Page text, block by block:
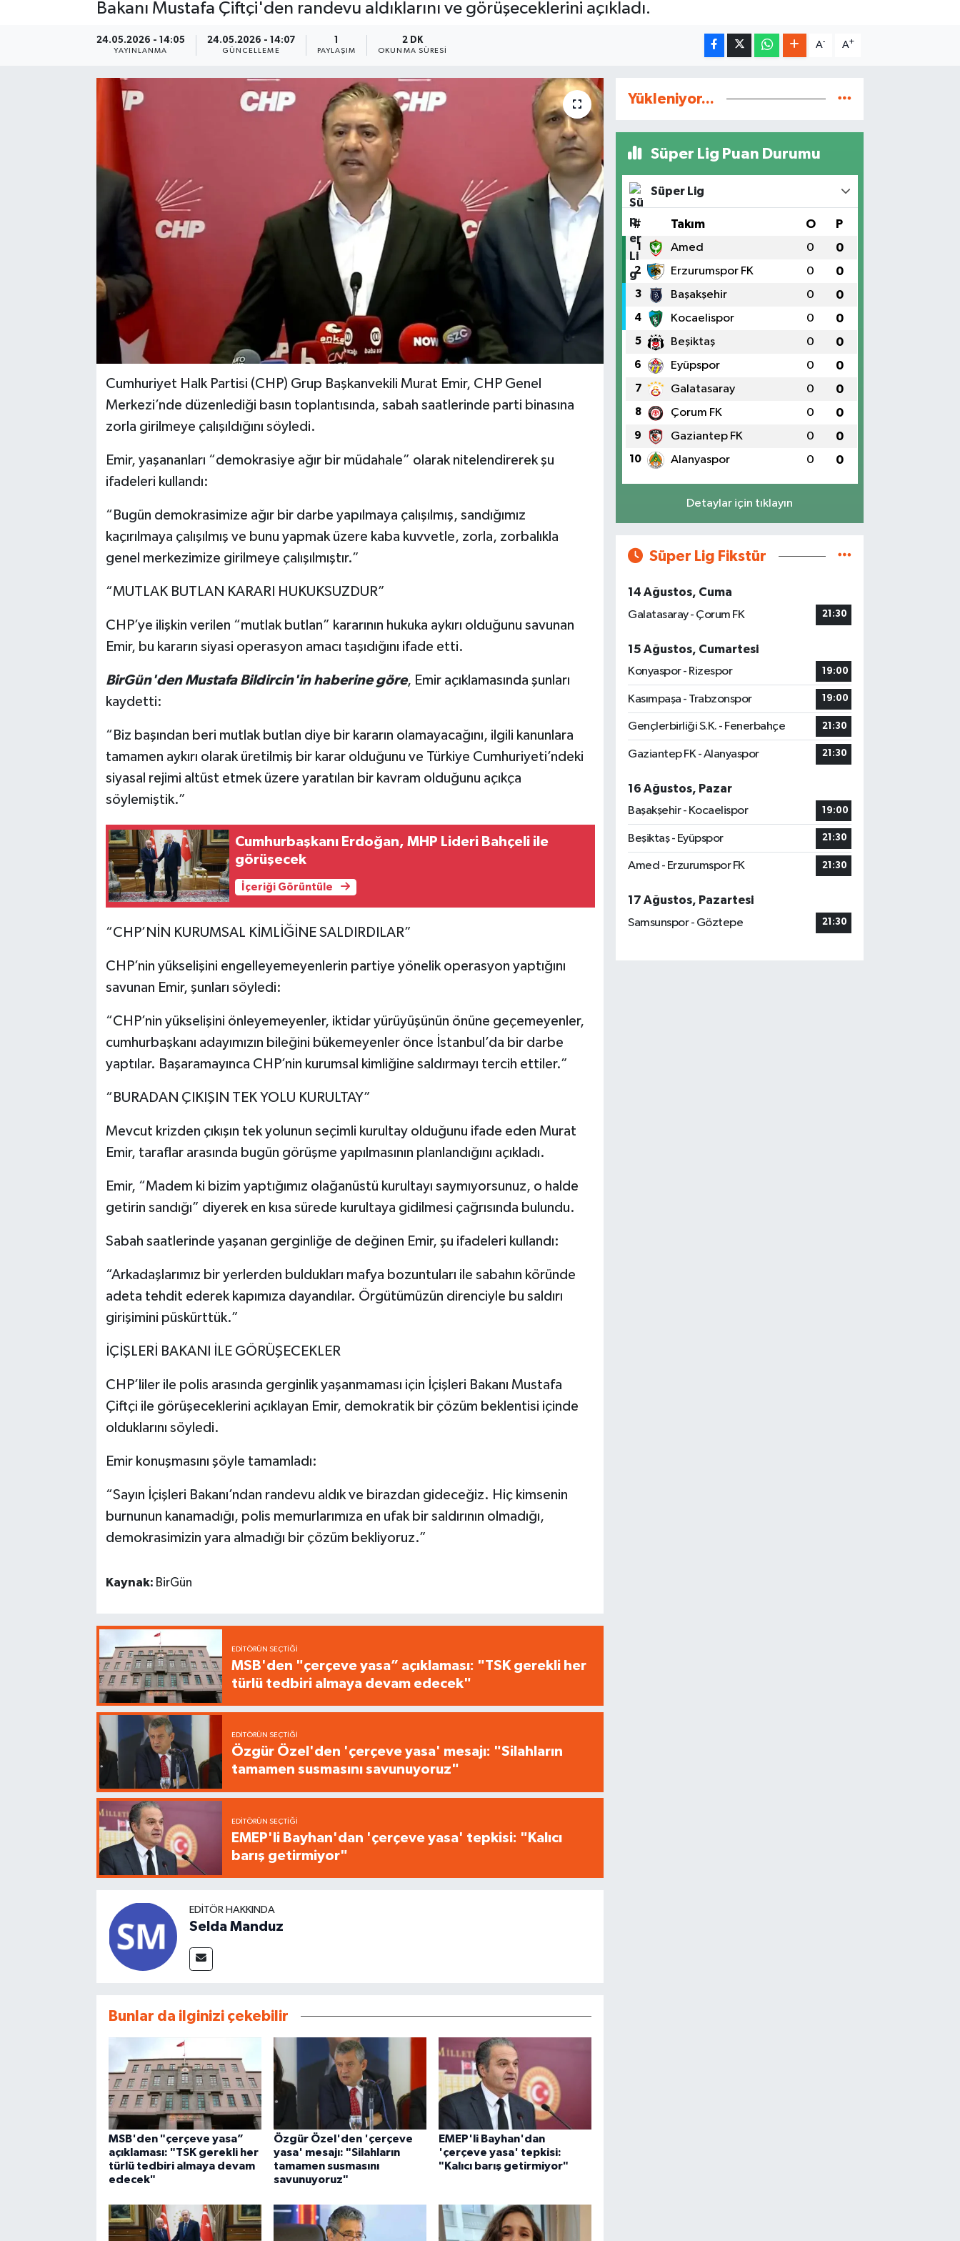
Bakanı Mustafa Çiftçi'den randevu aldıklarını ve görüşeceklerini açıkladı.
24.05.2026 - 14:05
YAYINLANMA
24.05.2026 - 14:07
GÜNCELLEME
1
PAYLAŞIM
2 DK
OKUNMA SÜRESI
A- A+
Cumhuriyet Halk Partisi (CHP) Grup Başkanvekili Murat Emir, CHP Genel
Merkezi’nde düzenlediği basın toplantısında, sabah saatlerinde parti binasına
zorla girilmeye çalışıldığını söyledi.
Emir, yaşananları “demokrasiye ağır bir müdahale” olarak nitelendirerek şu
ifadeleri kullandı:
“Bugün demokrasimize ağır bir darbe yapılmaya çalışılmış, sandığımız
kaçırılmaya çalışılmış ve bunu yapmak üzere kaba kuvvetle, zorla, zorbalıkla
genel merkezimize girilmeye çalışılmıştır.”
“MUTLAK BUTLAN KARARI HUKUKSUZDUR”
CHP’ye ilişkin verilen “mutlak butlan” kararının hukuka aykırı olduğunu savunan
Emir, bu kararın siyasi operasyon amacı taşıdığını ifade etti.
BirGün'den Mustafa Bildircin'in haberine göre, Emir açıklamasında şunları
kaydetti:
“Biz başından beri mutlak butlan diye bir kararın olamayacağını, ilgili kanunlara
tamamen aykırı olarak üretilmiş bir karar olduğunu ve Türkiye Cumhuriyeti’ndeki
siyasal rejimi altüst etmek üzere yaratılan bir kavram olduğunu açıkça
söylemiştik.”
Cumhurbaşkanı Erdoğan, MHP Lideri Bahçeli ile
görüşecek
İçeriği Görüntüle
“CHP’NİN KURUMSAL KİMLİĞİNE SALDIRDILAR”
CHP’nin yükselişini engelleyemeyenlerin partiye yönelik operasyon yaptığını
savunan Emir, şunları söyledi:
“CHP’nin yükselişini önleyemeyenler, iktidar yürüyüşünün önüne geçemeyenler,
cumhurbaşkanı adayımızın bileğini bükemeyenler önce İstanbul’da bir darbe
yaptılar. Başaramayınca CHP’nin kurumsal kimliğine saldırmayı tercih ettiler.”
“BURADAN ÇIKIŞIN TEK YOLU KURULTAY”
Mevcut krizden çıkışın tek yolunun seçimli kurultay olduğunu ifade eden Murat
Emir, taraflar arasında bugün görüşme yapılmasının planlandığını açıkladı.
Emir, “Madem ki bizim yaptığımız olağanüstü kurultayı saymıyorsunuz, o halde
getirin sandığı” diyerek en kısa sürede kurultaya gidilmesi çağrısında bulundu.
Sabah saatlerinde yaşanan gerginliğe de değinen Emir, şu ifadeleri kullandı:
“Arkadaşlarımız bir yerlerden buldukları mafya bozuntuları ile sabahın köründe
adeta tehdit ederek kapımıza dayandılar. Örgütümüzün direnciyle bu saldırı
girişimini püskürttük.”
İÇİŞLERİ BAKANI İLE GÖRÜŞECEKLER
CHP’liler ile polis arasında gerginlik yaşanmaması için İçişleri Bakanı Mustafa
Çiftçi ile görüşeceklerini açıklayan Emir, demokratik bir çözüm beklentisi içinde
olduklarını söyledi.
Emir konuşmasını şöyle tamamladı:
“Sayın İçişleri Bakanı’ndan randevu aldık ve birazdan gideceğiz. Hiç kimsenin
burnunun kanamadığı, polis memurlarımıza en ufak bir saldırının olmadığı,
demokrasimizin yara almadığı bir çözüm bekliyoruz.”
Kaynak: BirGün
EDITÖRÜN SEÇTIĞI
MSB'den "çerçeve yasa” açıklaması: "TSK gerekli her
türlü tedbiri almaya devam edecek"
EDITÖRÜN SEÇTIĞI
Özgür Özel'den 'çerçeve yasa' mesajı: "Silahların
tamamen susmasını savunuyoruz"
EDITÖRÜN SEÇTIĞI
EMEP'li Bayhan'dan 'çerçeve yasa' tepkisi: "Kalıcı
barış getirmiyor"
EDITÖR HAKKINDA
Selda Manduz
Bunlar da ilginizi çekebilir
MSB'den "çerçeve yasa”
açıklaması: "TSK gerekli her
türlü tedbiri almaya devam
edecek"
Özgür Özel'den 'çerçeve
yasa' mesajı: "Silahların
tamamen susmasını
savunuyoruz"
EMEP'li Bayhan'dan
'çerçeve yasa' tepkisi:
"Kalıcı barış getirmiyor"
Yükleniyor...
Süper Lig Puan Durumu
Süper Lig
# Takım O P
1 Amed 0 0
2 Erzurumspor FK 0 0
3 Başakşehir 0 0
4 Kocaelispor 0 0
5 Beşiktaş 0 0
6 Eyüpspor 0 0
7 Galatasaray 0 0
8 Çorum FK 0 0
9 Gaziantep FK 0 0
10 Alanyaspor 0 0
Detaylar için tıklayın
Süper Lig Fikstür
14 Ağustos, Cuma
Galatasaray - Çorum FK
21:30
15 Ağustos, Cumartesi
Konyaspor - Rizespor
19:00
Kasımpaşa - Trabzonspor 19:00
Gençlerbirliği S.K. - Fenerbahçe 21:30
Gaziantep FK - Alanyaspor 21:30
16 Ağustos, Pazar
Başakşehir - Kocaelispor
19:00
Beşiktaş - Eyüpspor 21:30
Amed - Erzurumspor FK 21:30
17 Ağustos, Pazartesi
Samsunspor - Göztepe
21:30